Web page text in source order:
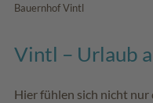
Bauernhof Vintl
Vintl – Urlaub
Hier fühlen sich nicht